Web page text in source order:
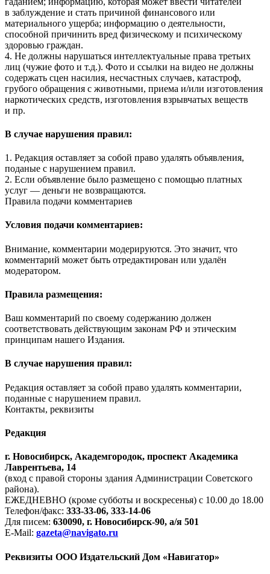
в заблуждение и стать причиной финансового или
материального ущерба; информацию о деятельности,
способной причинить вред физическому и психическому
здоровью граждан.
4. Не должны нарушаться интеллектуальные права третьих
лиц (чужие фото и т.д.). Фото и ссылки на видео не должны
содержать сцен насилия, несчастных случаев, катастроф,
грубого обращения с животными, приема и/или изготовления
наркотических средств, изготовления взрывчатых веществ
и пр.
В случае нарушения правил:
1. Редакция оставляет за собой право удалять объявления,
поданые с нарушением правил.
2. Если объявление было размещено с помощью платных
услуг — деньги не возвращаются.
Правила подачи комментариев
Условия подачи комментариев:
Внимание, комментарии модерируются. Это значит, что
комментарий может быть отредактирован или удалён
модератором.
Правила размещения:
Ваш комментарий по своему содержанию должен
соответствовать действующим законам РФ и этическим
принципам нашего Издания.
В случае нарушения правил:
Редакция оставляет за собой право удалять комментарии,
поданные с нарушением правил.
Контакты, реквизиты
Редакция
г. Новосибирск, Академгородок, проспект Академика
Лаврентьева, 14
(вход с правой стороны здания Администрации Советского
района).
ЕЖЕДНЕВНО (кроме субботы и воскресенья) с 10.00 до 18.00
Телефон/факс: 333-33-06, 333-14-06
Для писем: 630090, г. Новосибирск-90, а/я 501
E-Mail: gazeta@navigato.ru
Реквизиты ООО Издательский Дом «Навигатор»